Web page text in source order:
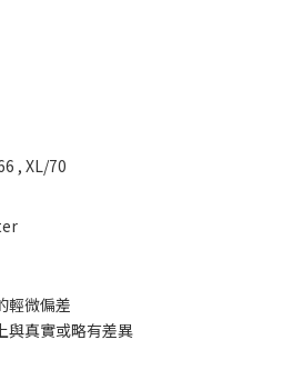
, XL/70
輕微偏差
與真實或略有差異